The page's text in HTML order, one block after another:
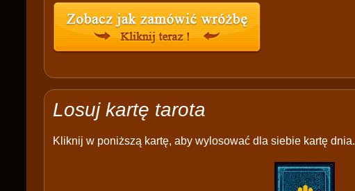
Losuj kartę tarota
Kliknij w poniższą kartę, aby wylosować dla siebie kartę dnia.